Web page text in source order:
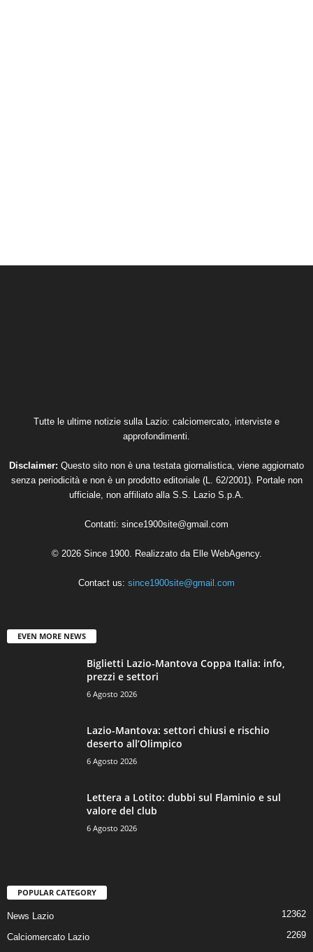
Tutte le ultime notizie sulla Lazio: calciomercato, interviste e
approfondimenti.
Disclaimer: Questo sito non è una testata giornalistica, viene aggiornato
senza periodicità e non è un prodotto editoriale (L. 62/2001). Portale non
ufficiale, non affiliato alla S.S. Lazio S.p.A.
Contatti: since1900site@gmail.com
© 2026 Since 1900. Realizzato da Elle WebAgency.
Contact us: since1900site@gmail.com
EVEN MORE NEWS
Biglietti Lazio-Mantova Coppa Italia: info,
prezzi e settori
6 Agosto 2026
Lazio-Mantova: settori chiusi e rischio
deserto all’Olimpico
6 Agosto 2026
Lettera a Lotito: dubbi sul Flaminio e sul
valore del club
6 Agosto 2026
POPULAR CATEGORY
News Lazio 12362
Calciomercato Lazio
2269